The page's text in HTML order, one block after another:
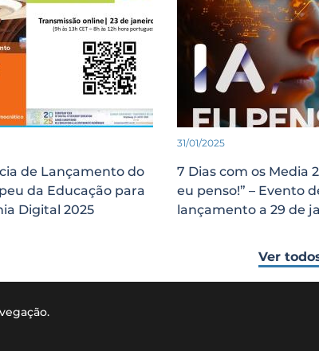
de Lançamento do
da Educação para
Digital 2025
31/01/2025
7 Dias com os Media
eu penso!” – Evento
lançamento a 29 de
Ver